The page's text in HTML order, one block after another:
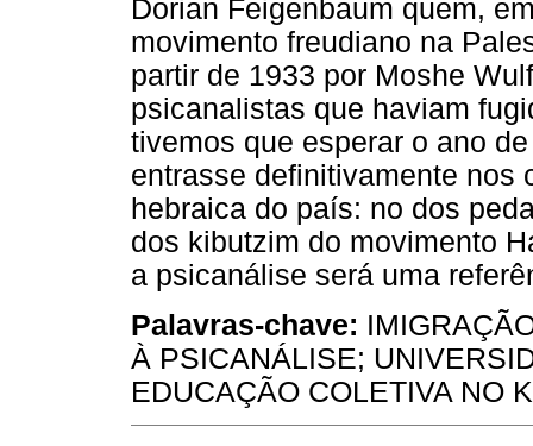
Dorian Feigenbaum quem,
movimento freudiano na
partir de 1933 por Moshe
psicanalistas que haviam
tivemos que esperar o ano
entrasse definitivamente nos
hebraica do país: no dos
dos kibutzim do movimento
a psicanálise será uma
Palavras-chave:
À PSICANÁLISE;
EDUCAÇÃO COLETIVA NO